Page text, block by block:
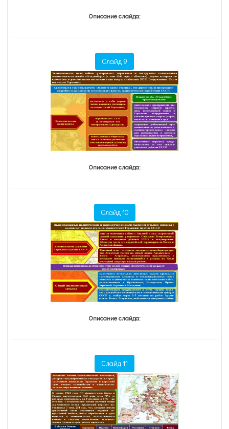
Описание слайда:
Слайд 9
Описание слайда:
Слайд 10
Описание слайда:
Слайд 11